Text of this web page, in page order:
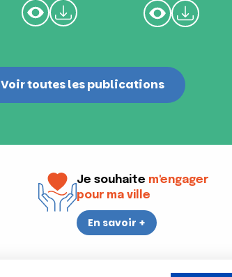
Voir toutes les publications
Je souhaite m'engager
pour ma ville
En savoir +